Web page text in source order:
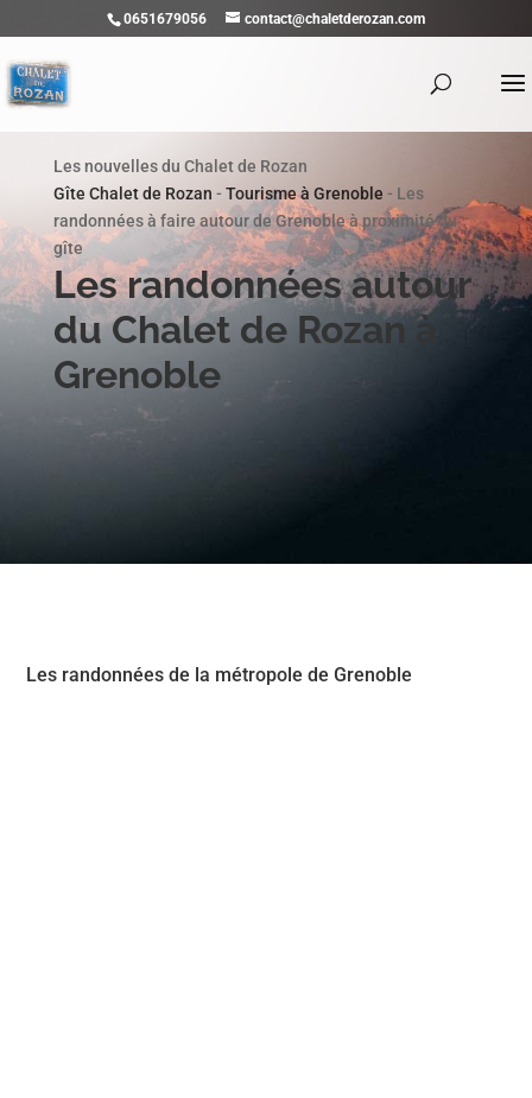
0651679056 contact@chaletderozan.com
Les nouvelles du Chalet de Rozan
Gîte Chalet de Rozan - Tourisme à Grenoble - Les
randonnées à faire autour de Grenoble à proximité du
gîte
Les randonnées autour
du Chalet de Rozan à
Grenoble
Les randonnées de la métropole de Grenoble